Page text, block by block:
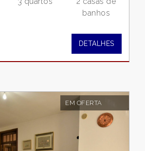
banhos
DETALHES
EM OFERTA